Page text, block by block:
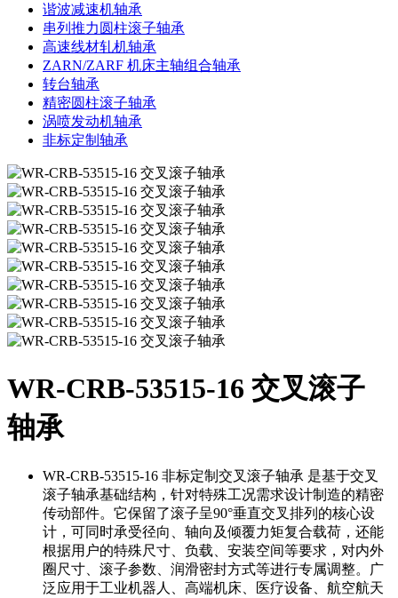
谐波减速机轴承
串列推力圆柱滚子轴承
高速线材轧机轴承
ZARN/ZARF 机床主轴组合轴承
转台轴承
精密圆柱滚子轴承
涡喷发动机轴承
非标定制轴承
WR-CRB-53515-16 交叉滚子
轴承
WR-CRB-53515-16 非标定制交叉滚子轴承 是基于交叉
滚子轴承基础结构，针对特殊工况需求设计制造的精密
传动部件。它保留了滚子呈90°垂直交叉排列的核心设
计，可同时承受径向、轴向及倾覆力矩复合载荷，还能
根据用户的特殊尺寸、负载、安装空间等要求，对内外
圈尺寸、滚子参数、润滑密封方式等进行专属调整。广
泛应用于工业机器人、高端机床、医疗设备、航空航天